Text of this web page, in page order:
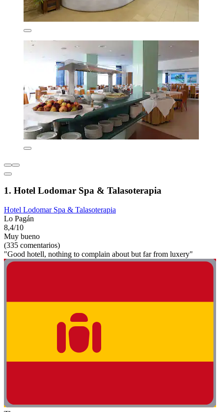
1. Hotel Lodomar Spa & Talasoterapia
Hotel Lodomar Spa & Talasoterapia
Lo Pagán
8,4/10
Muy bueno
(335 comentarios)
"Good hotell, nothing to complain about but far from luxery"